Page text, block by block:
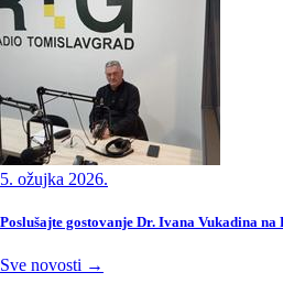
5. ožujka 2026.
Poslušajte gostovanje Dr. Ivana Vukadina
Sve novosti →